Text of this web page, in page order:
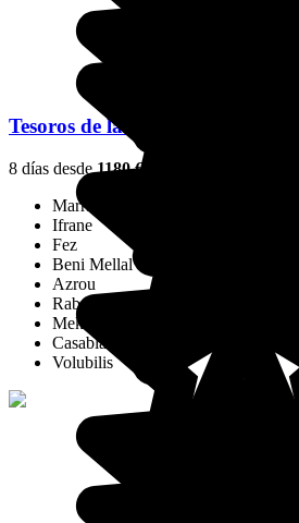
Tesoros de las ciudades imperiales
8 días desde1180 €
Marrakech
Ifrane
Fez
Beni Mellal
Azrou
Rabat
Meknes
Casablanca
Volubilis